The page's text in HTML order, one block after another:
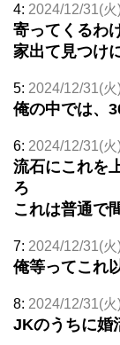
4: 2024/12/31(
寄ってくるわ
家出て見つけ
5: 2024/12/31(
俺の中では、
6: 2024/12/31(
流石にこれを
ろ
これは普通で
7: 2024/12/31(
俺等ってこれ
8: 2024/12/31(
JKのうちに婚